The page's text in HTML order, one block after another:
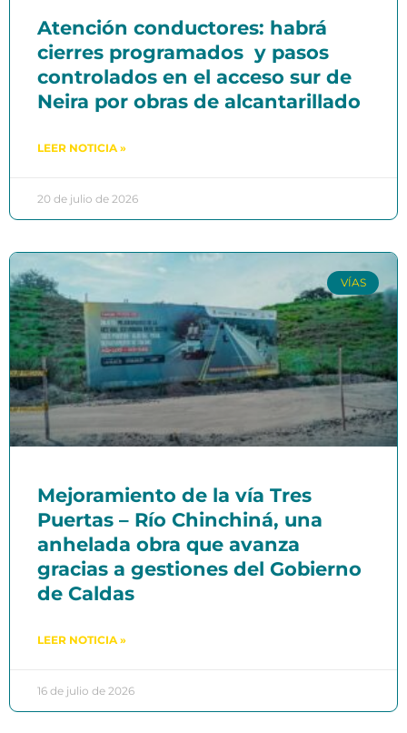
Atención conductores: habrá
cierres programados y pasos
controlados en el acceso sur de
Neira por obras de alcantarillado
LEER NOTICIA »
20 de julio de 2026
VÍAS
Mejoramiento de la vía Tres
Puertas – Río Chinchiná, una
anhelada obra que avanza
gracias a gestiones del Gobierno
de Caldas
LEER NOTICIA »
16 de julio de 2026